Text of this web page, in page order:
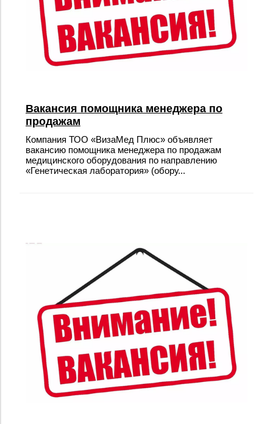
Вакансия помощника менеджера по
продажам
Компания ТОО «ВизаМед Плюс» объявляет
вакансию помощника менеджера по продажам
медицинского оборудования по направлению
«Генетическая лаборатория» (обору...